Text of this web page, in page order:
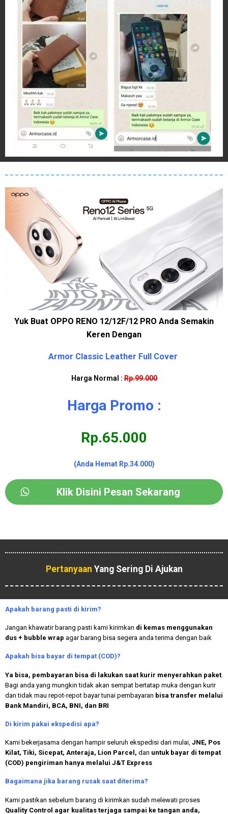
Yuk Buat OPPO RENO 12/12F/12 PRO Anda Semakin
Keren Dengan
Armor Classic Leather Full Cover
Harga Normal :Rp.99.000
Harga Promo :
Rp.65.000
(Anda Hemat Rp.34.000)
Klik Disini Pesan Sekarang
Pertanyaan Yang Sering Di Ajukan
Apakah barang pasti di kirim?
Jangan khawatir barang pasti kami kirimkan di kemas menggunakan
dus + bubble wrap agar barang bisa segera anda terima dengan baik
Apakah bisa bayar di tempat (COD)?
Ya bisa, pembayaran bisa di lakukan saat kurir menyerahkan paket
Bagi anda yang mungkin tidak akan sempat bertatap muka dengan kurir
dan tidak mau repot-repot bayar tunai pembayaran bisa transfer melalui
Bank Mandiri, BCA, BNI, dan BRI
Di kirim pakai ekspedisi apa?
Kami bekerjasama dengan hampir seluruh ekspedisi dari mulai, JNE, Pos
Kilat, Tiki, Sicepat, Anteraja, Lion Parcel, dan untuk bayar di tempat
(COD) pengiriman hanya melalui J&T Express
Bagaimana jika barang rusak saat diterima?
Kami pastikan sebelum barang di kirimkan sudah melewati proses
Quality Control agar kualitas terjaga sampai ke tangan anda,